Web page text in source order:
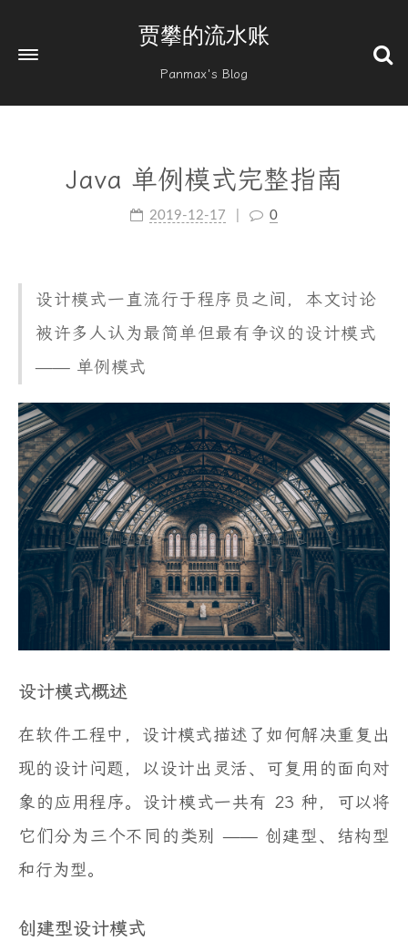
贾攀的流水账
Panmax's Blog
Java 单例模式完整指南
2019-12-17 0
设计模式一直流行于程序员之间，本文讨论
被许多人认为最简单但最有争议的设计模式
—— 单例模式
设计模式概述
在软件工程中，设计模式描述了如何解决重复出
现的设计问题，以设计出灵活、可复用的面向对
象的应用程序。设计模式一共有 23 种，可以将
它们分为三个不同的类别 —— 创建型、结构型
和行为型。
创建型设计模式